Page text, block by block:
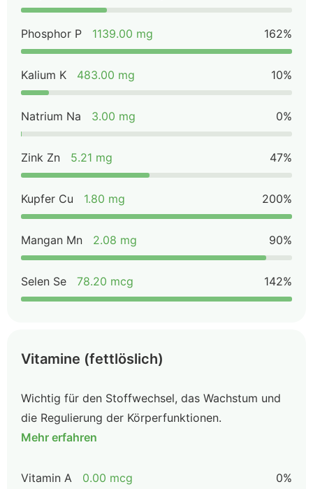
Phosphor P 1139.00 mg 162%
Kalium K 483.00 mg 10%
Natrium Na 3.00 mg 0%
Zink Zn 5.21 mg 47%
Kupfer Cu 1.80 mg 200%
Mangan Mn 2.08 mg 90%
Selen Se 78.20 mcg 142%
Vitamine (fettlöslich)
Wichtig für den Stoffwechsel, das Wachstum und
die Regulierung der Körperfunktionen.
Mehr erfahren
Vitamin A 0.00 mcg 0%